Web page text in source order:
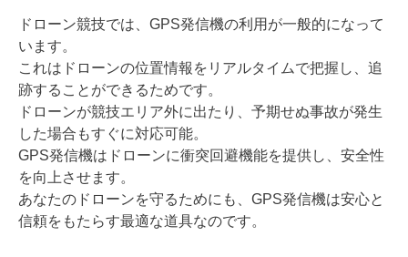
ドローン競技では、GPS発信機の利用が一般的になって
います。
これはドローンの位置情報をリアルタイムで把握し、追
跡することができるためです。
ドローンが競技エリア外に出たり、予期せぬ事故が発生
した場合もすぐに対応可能。
GPS発信機はドローンに衝突回避機能を提供し、安全性
を向上させます。
あなたのドローンを守るためにも、GPS発信機は安心と
信頼をもたらす最適な道具なのです。